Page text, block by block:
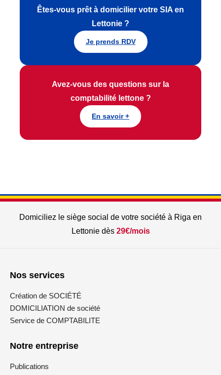
Êtes-vous prêt à domicilier votre SIA en
Lettonie ?
Je prends RDV
Avez-vous des questions sur la
comptabilité lettone ?
En savoir +
Domiciliez le siège social de votre société à Riga en
Lettonie dès 29€/mois
Nos services
Création de SOCIÉTÉ
DOMICILIATION de société
Service de COMPTABILITE
Notre entreprise
Publications